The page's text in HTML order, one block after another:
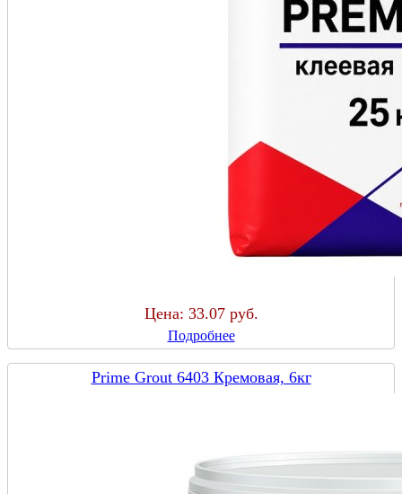
Цена: 33.07 руб.
Подробнее
Prime Grout 6403 Кремовая, 6кг